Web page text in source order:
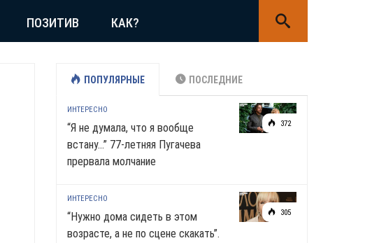
ПОЗИТИВ КАК?
ПОПУЛЯРНЫЕ ПОСЛЕДНИЕ
372
ИНТЕРЕСНО
“Я не думала, что я вообще
встану…” 77-летняя Пугачева
прервала молчание
305
ИНТЕРЕСНО
“Нужно дома сидеть в этом
возрасте, а не по сцене скакать”.